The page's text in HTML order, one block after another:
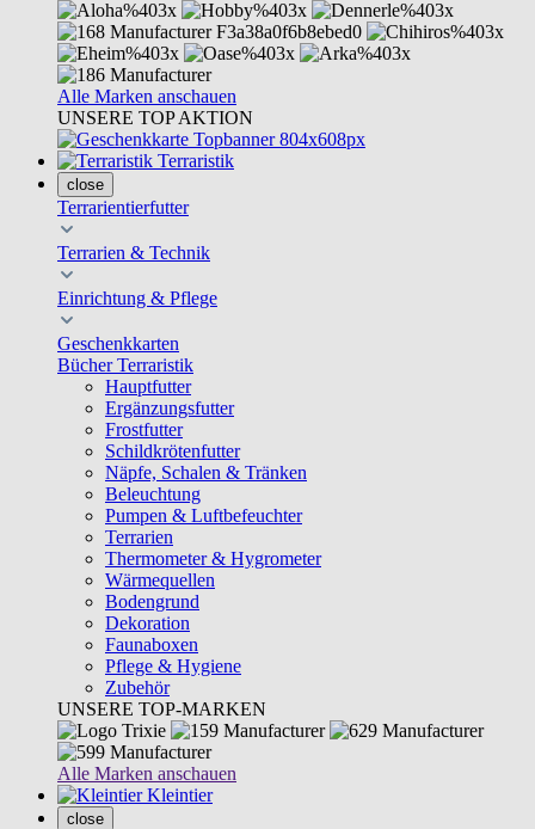
Alle Marken anschauen
UNSERE TOP AKTION
Terraristik
close
Terrarientierfutter
Terrarien & Technik
Einrichtung & Pflege
Geschenkkarten
Bücher Terraristik
Hauptfutter
Ergänzungsfutter
Frostfutter
Schildkrötenfutter
Näpfe, Schalen & Tränken
Beleuchtung
Pumpen & Luftbefeuchter
Terrarien
Thermometer & Hygrometer
Wärmequellen
Bodengrund
Dekoration
Faunaboxen
Pflege & Hygiene
Zubehör
UNSERE TOP-MARKEN
Alle Marken anschauen
Kleintier
close